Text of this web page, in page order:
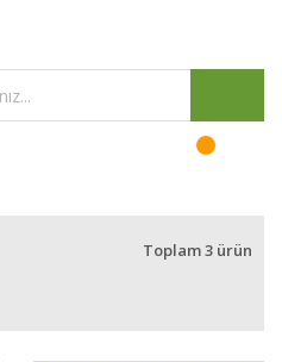
Toplam 3 ürün